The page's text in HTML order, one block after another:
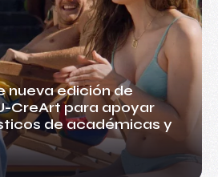
nueva edición de
CreArt para apoyar
de académicas y